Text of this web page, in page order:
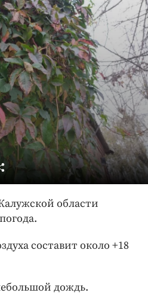
ЖКХ
области
составит около +18
дождь.